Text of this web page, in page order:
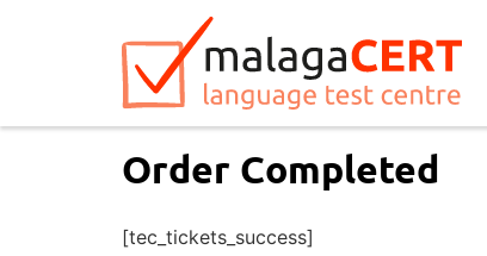
Order Completed
[tec_tickets_success]